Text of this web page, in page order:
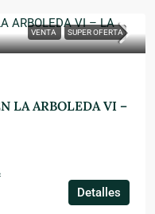
VENTA SUPER OFERTA
LA ARBOLEDA VI –
Detalles